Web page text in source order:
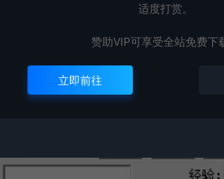
适度打赏。
赞助VIP可享受全站免费下
立即前往